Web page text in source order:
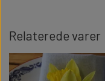
Relaterede varer